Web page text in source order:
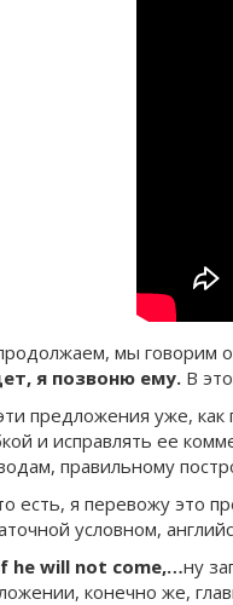
мы говорим
я позвоню ему.В
предложения уже,
и исправлять ее
правильному
есть, я перевожу это
условном,
he will not come,…ну
конечно же,